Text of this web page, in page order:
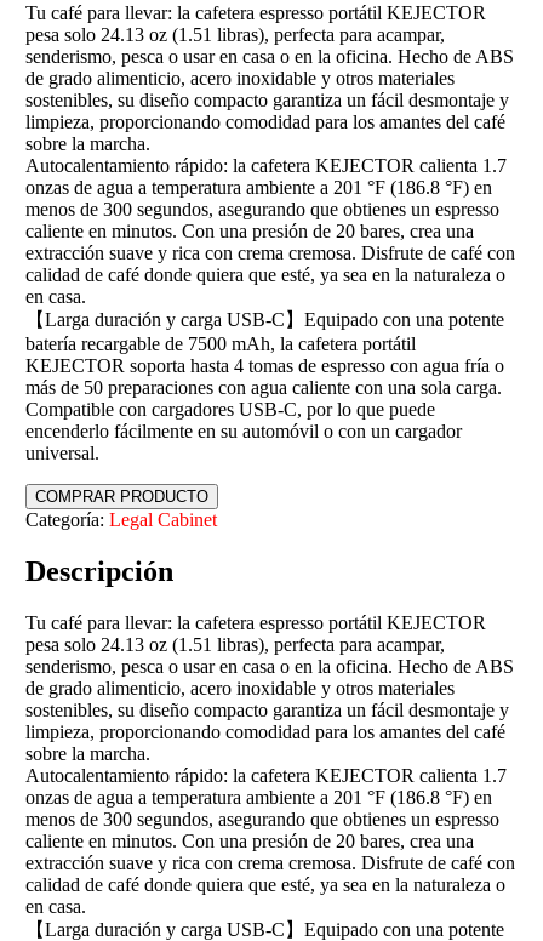
Tu café para llevar: la cafetera espresso portátil KEJECTOR
pesa solo 24.13 oz (1.51 libras), perfecta para acampar,
senderismo, pesca o usar en casa o en la oficina. Hecho de ABS
de grado alimenticio, acero inoxidable y otros materiales
sostenibles, su diseño compacto garantiza un fácil desmontaje y
limpieza, proporcionando comodidad para los amantes del café
sobre la marcha.
Autocalentamiento rápido: la cafetera KEJECTOR calienta 1.7
onzas de agua a temperatura ambiente a 201 °F (186.8 °F) en
menos de 300 segundos, asegurando que obtienes un espresso
caliente en minutos. Con una presión de 20 bares, crea una
extracción suave y rica con crema cremosa. Disfrute de café con
calidad de café donde quiera que esté, ya sea en la naturaleza o
en casa.
【Larga duración y carga USB-C】Equipado con una potente
batería recargable de 7500 mAh, la cafetera portátil
KEJECTOR soporta hasta 4 tomas de espresso con agua fría o
más de 50 preparaciones con agua caliente con una sola carga.
Compatible con cargadores USB-C, por lo que puede
encenderlo fácilmente en su automóvil o con un cargador
universal.
COMPRAR PRODUCTO
Categoría:Legal Cabinet
Descripción
Tu café para llevar: la cafetera espresso portátil KEJECTOR
pesa solo 24.13 oz (1.51 libras), perfecta para acampar,
senderismo, pesca o usar en casa o en la oficina. Hecho de ABS
de grado alimenticio, acero inoxidable y otros materiales
sostenibles, su diseño compacto garantiza un fácil desmontaje y
limpieza, proporcionando comodidad para los amantes del café
sobre la marcha.
Autocalentamiento rápido: la cafetera KEJECTOR calienta 1.7
onzas de agua a temperatura ambiente a 201 °F (186.8 °F) en
menos de 300 segundos, asegurando que obtienes un espresso
caliente en minutos. Con una presión de 20 bares, crea una
extracción suave y rica con crema cremosa. Disfrute de café con
calidad de café donde quiera que esté, ya sea en la naturaleza o
en casa.
【Larga duración y carga USB-C】Equipado con una potente